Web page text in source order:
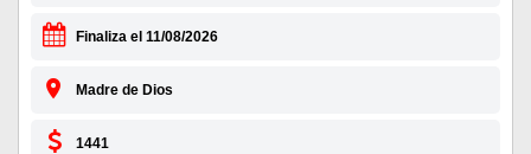
Finaliza el 11/08/2026
Madre de Dios
1441